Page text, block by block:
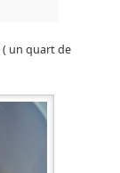
( un quart de